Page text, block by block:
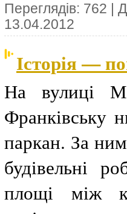
Переглядів: 762 |
13.04.2012
Історія —
На вулиці
Франківську
паркан. За
будівельні
площі між